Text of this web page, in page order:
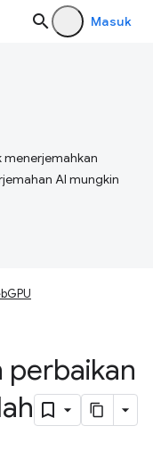
Masuk
menerjemahkan
AI mungkin
perbaikan